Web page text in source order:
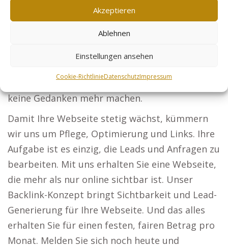
Akzeptieren
Ablehnen
Einstellungen ansehen
Cookie-RichtlinieDatenschutzImpressum
Machen Sie sich zur bevorzugten Wahl für
Veranstaltungen und Firmen, die auf Sicherheit
setzen. Online-Händler: Machen Sie jedes
Produkt zu einem Verkaufsmagneten für mehr
Erfolg: Mit unserem Konzept müssen Sie sich
keine Gedanken mehr machen.
Damit Ihre Webseite stetig wächst, kümmern
wir uns um Pflege, Optimierung und Links. Ihre
Aufgabe ist es einzig, die Leads und Anfragen zu
bearbeiten. Mit uns erhalten Sie eine Webseite,
die mehr als nur online sichtbar ist. Unser
Backlink-Konzept bringt Sichtbarkeit und Lead-
Generierung für Ihre Webseite. Und das alles
erhalten Sie für einen festen, fairen Betrag pro
Monat. Melden Sie sich noch heute und